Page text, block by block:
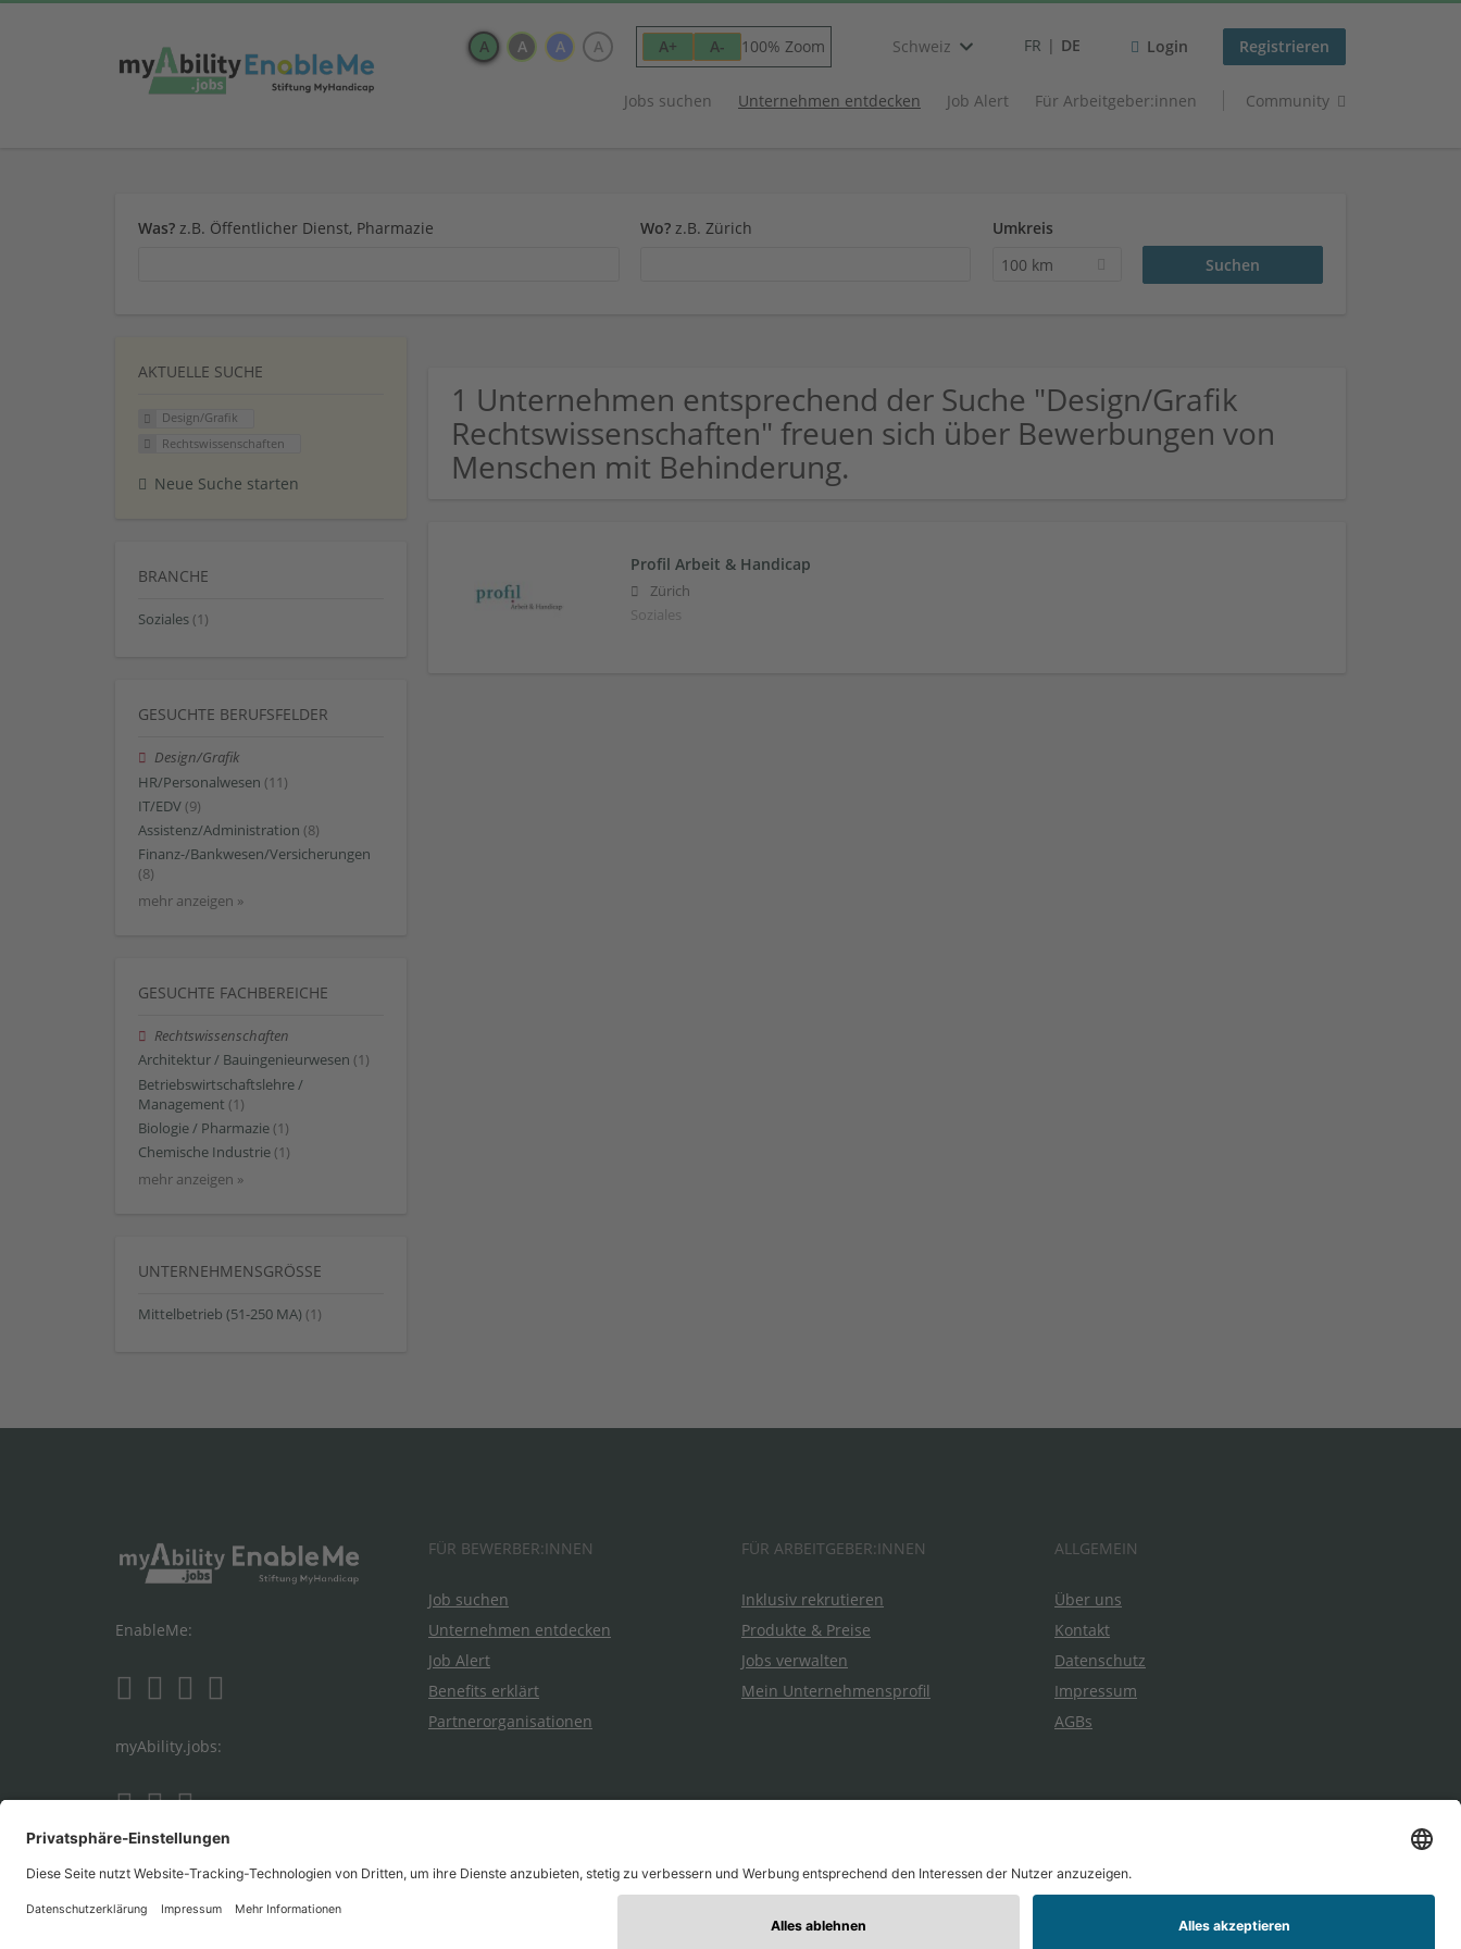
A A A A A+ A- 100% Zoom Schweiz FR DE Login Registrieren
Jobs suchen Unternehmen entdecken Job Alert Für Arbeitgeber:innen Community
Was? z.B. Öffentlicher Dienst, Pharmazie Wo? z.B. Zürich
Umkreis
100 km
AKTUELLE SUCHE
Design/Grafik
Rechtswissenschaften
Neue Suche starten
BRANCHE
Soziales (1)
GESUCHTE BERUFSFELDER
Design/Grafik
HR/Personalwesen (11)
IT/EDV (9)
Assistenz/Administration (8)
Finanz-/Bankwesen/Versicherungen
(8)
mehr anzeigen »
GESUCHTE FACHBEREICHE
Rechtswissenschaften
Architektur / Bauingenieurwesen (1)
Betriebswirtschaftslehre /
Management (1)
Biologie / Pharmazie (1)
Chemische Industrie (1)
mehr anzeigen »
UNTERNEHMENSGRÖSSE
Mittelbetrieb (51-250 MA) (1)
1 Unternehmen entsprechend der Suche "Design/Grafik
Rechtswissenschaften" freuen sich über Bewerbungen von
Menschen mit Behinderung.
Profil Arbeit & Handicap
Zürich
Soziales
EnableMe:
myAbility.jobs:
FÜR BEWERBER:INNEN
Job suchen
Unternehmen entdecken
Job Alert
Benefits erklärt
Partnerorganisationen
FÜR ARBEITGEBER:INNEN
Inklusiv rekrutieren
Produkte & Preise
Jobs verwalten
Mein Unternehmensprofil
ALLGEMEIN
Über uns
Kontakt
Datenschutz
Impressum
AGBs